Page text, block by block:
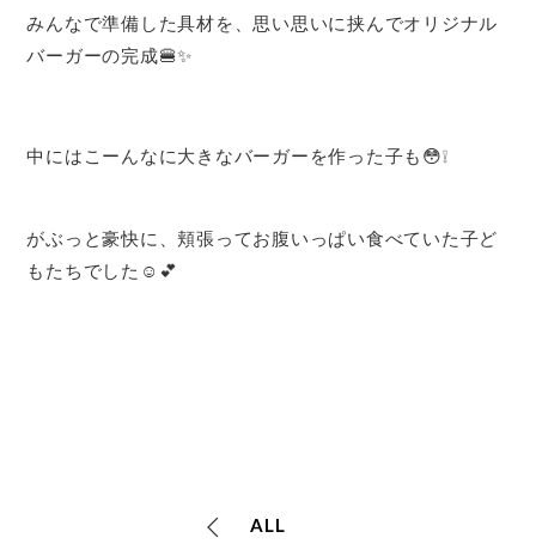
みんなで準備した具材を、思い思いに挟んでオリジナル
バーガーの完成🍔✨
中にはこーんなに大きなバーガーを作った子も😳❕
がぶっと豪快に、頬張ってお腹いっぱい食べていた子ど
もたちでした︎☺️💕︎
ALL